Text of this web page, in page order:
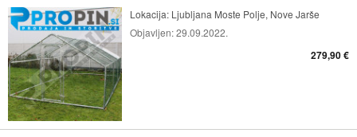
Lokacija: Ljubljana Moste Polje, Nove Jarše
Objavljen:29.09.2022.
279,90 €